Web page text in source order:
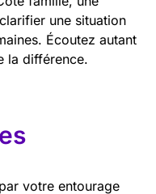
une situation
Écoutez autant
la différence.
votre entourage